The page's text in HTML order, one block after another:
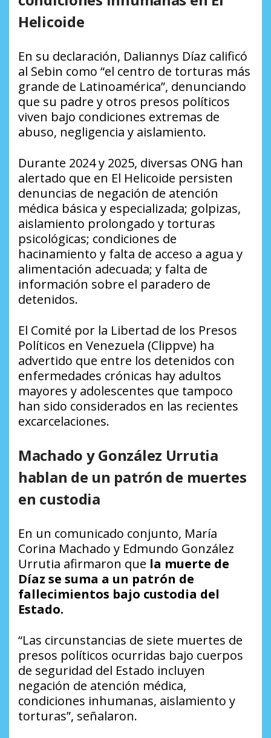
Helicoide
En su declaración, Daliannys Díaz calificó
al Sebin como “el centro de torturas más
grande de Latinoamérica”, denunciando
que su padre y otros presos políticos
viven bajo condiciones extremas de
abuso, negligencia y aislamiento.
Durante 2024 y 2025, diversas ONG han
alertado que en El Helicoide persisten
denuncias de negación de atención
médica básica y especializada; golpizas,
aislamiento prolongado y torturas
psicológicas; condiciones de
hacinamiento y falta de acceso a agua y
alimentación adecuada; y falta de
información sobre el paradero de
detenidos.
El Comité por la Libertad de los Presos
Políticos en Venezuela (Clippve) ha
advertido que entre los detenidos con
enfermedades crónicas hay adultos
mayores y adolescentes que tampoco
han sido considerados en las recientes
excarcelaciones.
Machado y González Urrutia
hablan de un patrón de muertes
en custodia
En un comunicado conjunto, María
Corina Machado y Edmundo González
Urrutia afirmaron que la muerte de
Díaz se suma a un patrón de
fallecimientos bajo custodia del
Estado.
“Las circunstancias de siete muertes de
presos políticos ocurridas bajo cuerpos
de seguridad del Estado incluyen
negación de atención médica,
condiciones inhumanas, aislamiento y
torturas”, señalaron.